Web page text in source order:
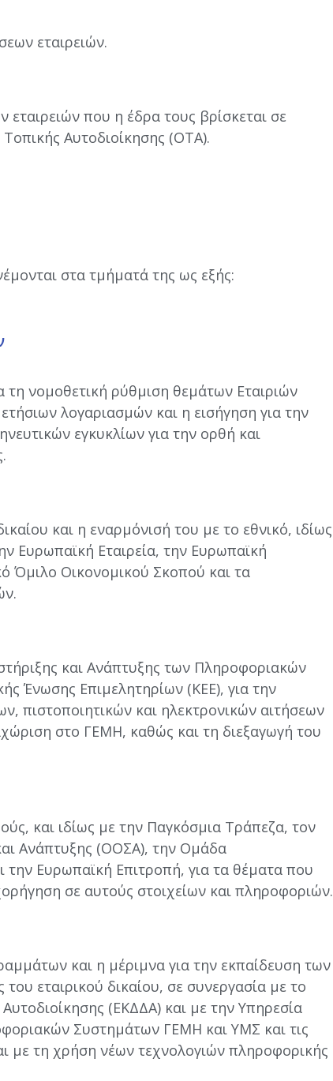
εταιρειών.
που η έδρα τους βρίσκεται σε
Αυτοδιοίκησης (ΟΤΑ).
στα τμήματά της ως εξής:
τη νομοθετική ρύθμιση θεμάτων Εταιριών
λογαριασμών και η εισήγηση για την
εγκυκλίων για την ορθή και
και η εναρμόνισή του με το εθνικό, ιδίως
Ευρωπαϊκή Εταιρεία, την Ευρωπαϊκή
Όμιλο Οικονομικού Σκοπού και τα
και Ανάπτυξης των Πληροφοριακών
Ένωσης Επιμελητηρίων (ΚΕΕ), για την
πιστοποιητικών και ηλεκτρονικών αιτήσεων
στο ΓΕΜΗ, καθώς και τη διεξαγωγή του
και ιδίως με την Παγκόσμια Τράπεζα, τον
Ανάπτυξης (ΟΟΣΑ), την Ομάδα
την Ευρωπαϊκή Επιτροπή, για τα θέματα που
σε αυτούς στοιχείων και πληροφοριών.
και η μέριμνα για την εκπαίδευση των
εταιρικού δικαίου, σε συνεργασία με το
(ΕΚΔΔΑ) και με την Υπηρεσία
Συστημάτων ΓΕΜΗ και ΥΜΣ και τις
με τη χρήση νέων τεχνολογιών πληροφορικής